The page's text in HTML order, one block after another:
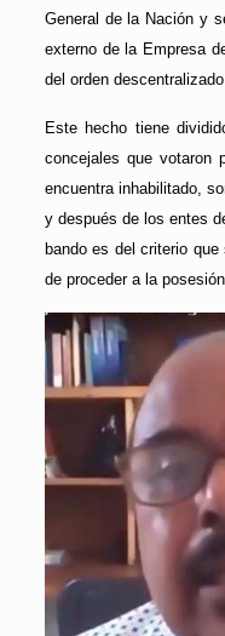
General de la Nación y
externo de la Empresa
del orden
Este hecho tiene
concejales que votaron
encuentra inhabilitado,
y después de los entes
bando es del criterio
de proceder a la